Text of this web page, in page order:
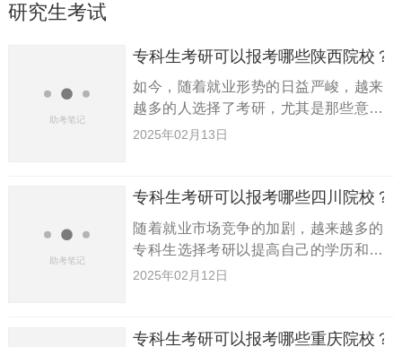
研究生考试
专科生考研可以报考哪些陕西院校？
如今，随着就业形势的日益严峻，越来
越多的人选择了考研，尤其是那些意识
到学历重要性的大学生们，专科生也不
及专科生考研的难易程度，希望
2025年02月13日
专科生考研可以报考哪些四川院校？
随着就业市场竞争的加剧，越来越多的
专科生选择考研以提高自己的学历和竞
争力。在这种情况下，许多专科生开始
大家介绍2023年专科生可以报
2025年02月12日
专科生考研可以报考哪些重庆院校？